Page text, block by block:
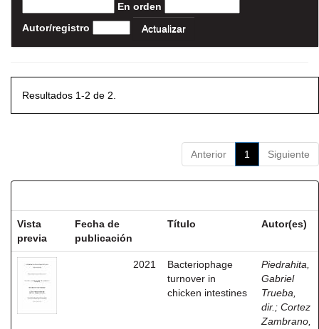
En orden
Autor/registro
Resultados 1-2 de 2.
Anterior 1 Siguiente
Vista
previa
Fecha de
publicación
Título Autor(es)
2021
Bacteriophage
turnover in
chicken intestines
Piedrahita,
Gabriel
Trueba,
dir. ; Cortez
Zambrano,